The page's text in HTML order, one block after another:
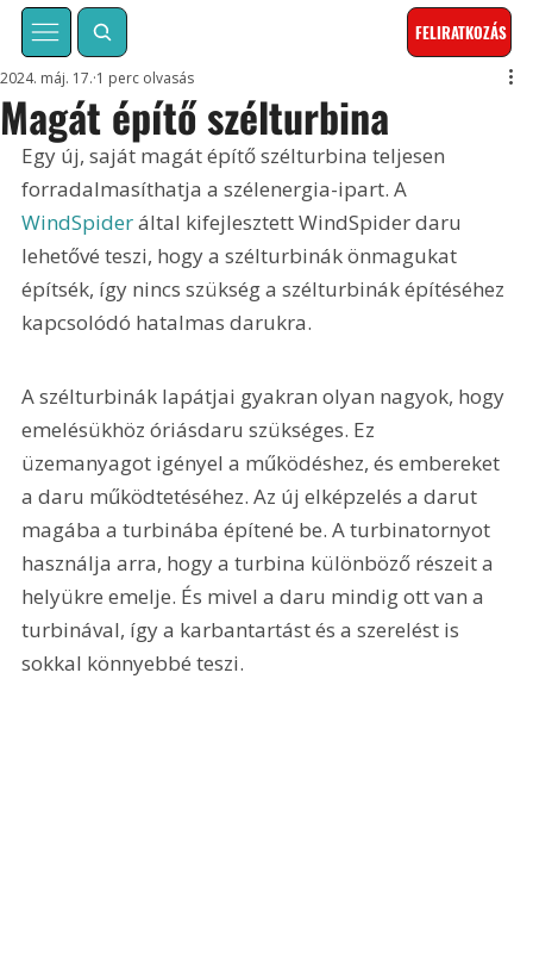
FELIRATKOZÁS
Magát építő szélturbina
2024. máj. 17. 1 perc olvasás
Egy új, saját magát építő szélturbina teljesen
forradalmasíthatja a szélenergia-ipart. A
WindSpider által kifejlesztett WindSpider daru
lehetővé teszi, hogy a szélturbinák önmagukat
építsék, így nincs szükség a szélturbinák építéséhez
kapcsolódó hatalmas darukra.
A szélturbinák lapátjai gyakran olyan nagyok, hogy
emelésükhöz óriásdaru szükséges. Ez
üzemanyagot igényel a működéshez, és embereket
a daru működtetéséhez. Az új elképzelés a darut
magába a turbinába építené be. A turbinatornyot
használja arra, hogy a turbina különböző részeit a
helyükre emelje. És mivel a daru mindig ott van a
turbinával, így a karbantartást és a szerelést is
sokkal könnyebbé teszi.